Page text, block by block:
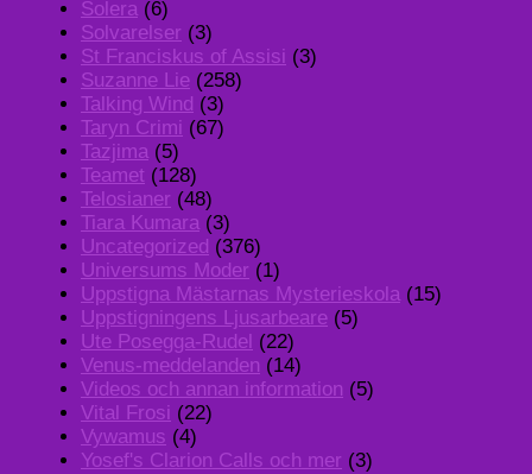
Solera (6)
Solvarelser (3)
St Franciskus of Assisi (3)
Suzanne Lie (258)
Talking Wind (3)
Taryn Crimi (67)
Tazjima (5)
Teamet (128)
Telosianer (48)
Tiara Kumara (3)
Uncategorized (376)
Universums Moder (1)
Uppstigna Mästarnas Mysterieskola (15)
Uppstigningens Ljusarbeare (5)
Ute Posegga-Rudel (22)
Venus-meddelanden (14)
Videos och annan information (5)
Vital Frosi (22)
Vywamus (4)
Yosef's Clarion Calls och mer (3)